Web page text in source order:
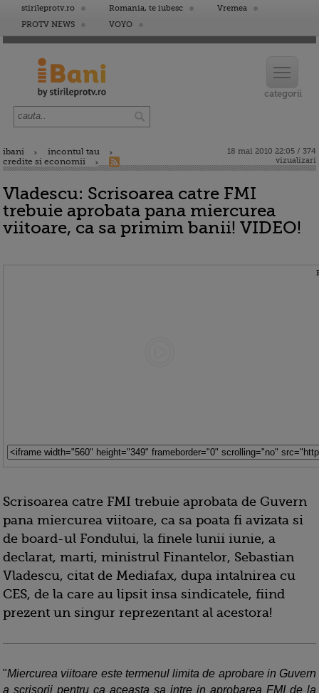
stirileprotv.ro Romania, te iubesc
Vremea
PROTV NEWS
VOYO
ibani
incontul tau
credite si economii
18 mai 2010 22:05 / 374
vizualizari
Vladescu: Scrisoarea catre FMI
trebuie aprobata pana miercurea
viitoare, ca sa primim banii! VIDEO!
Scrisoarea catre FMI trebuie aprobata de Guvern
pana miercurea viitoare, ca sa poata fi avizata si
de board-ul Fondului, la finele lunii iunie, a
declarat, marti, ministrul Finantelor, Sebastian
Vladescu, citat de Mediafax, dupa intalnirea cu
CES, de la care au lipsit insa sindicatele, fiind
prezent un singur reprezentant al acestora!
"Miercurea viitoare este termenul limita de aprobare in Guvern
a scrisorii pentru ca aceasta sa intre in aprobarea FMI de la